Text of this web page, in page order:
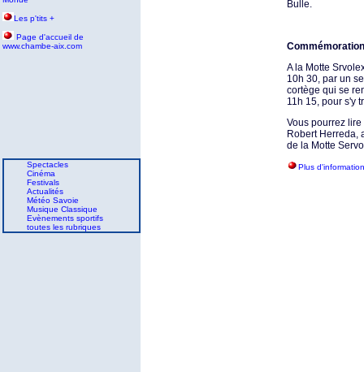
Les p'tits +
Page d'accueil de
www.chambe-aix.com
Spectacles
Cinéma
Festivals
Actualités
Météo Savoie
Musique Classique
Evènements sportifs
toutes les rubriques
Bulle.
A la Motte
10h 30, par un
cortège qui se
11h 15, pour s'y
Vous pourrez
Robert Herreda,
de la Motte
Plus